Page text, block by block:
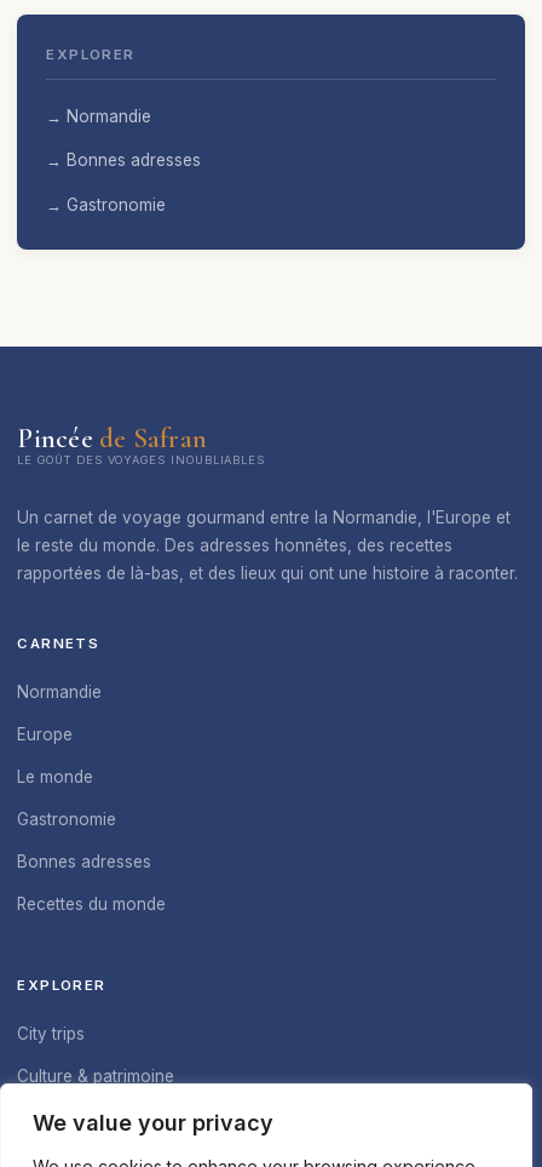
We value your privacy
EXPLORER
→ Normandie
→ Bonnes adresses
→ Gastronomie
Pincée de Safran
LE GOÛT DES VOYAGES INOUBLIABLES
Un carnet de voyage gourmand entre la Normandie, l'Europe et
le reste du monde. Des adresses honnêtes, des recettes
rapportées de là-bas, et des lieux qui ont une histoire à raconter.
CARNETS
Normandie
Europe
Le monde
Gastronomie
Bonnes adresses
Recettes du monde
EXPLORER
City trips
Culture & patrimoine
À propos du blog
Nous contacter